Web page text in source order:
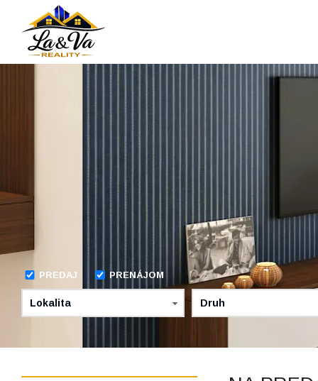
PREDAJ PRENÁJOM
Lokalita Druh